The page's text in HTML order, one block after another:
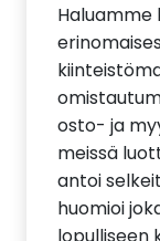
Haluamme
osto- ja
meissä
antoi
huomioi
lopulliseen